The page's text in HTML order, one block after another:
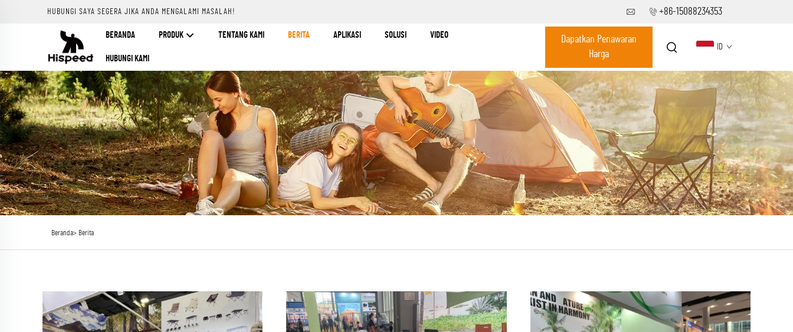
HUBUNGI SAYA SEGERA JIKA ANDA MENGALAMI MASALAH! +86-15088234353
BERANDA PRODUK TENTANG KAMI BERITA APLIKASI SOLUSI VIDEO
HUBUNGI KAMI
Dapatkan Penawaran
Harga
ID
Beranda> Berita